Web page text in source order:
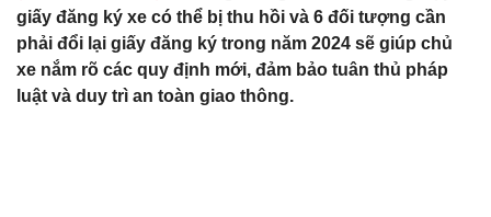
giấy đăng ký xe có thể bị thu hồi và 6 đối tượng cần
phải đổi lại giấy đăng ký trong năm 2024 sẽ giúp chủ
xe nắm rõ các quy định mới, đảm bảo tuân thủ pháp
luật và duy trì an toàn giao thông.